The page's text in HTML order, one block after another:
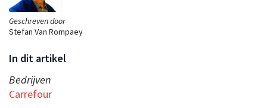
Geschreven door
Stefan Van Rompaey
In dit artikel
Bedrijven
Carrefour